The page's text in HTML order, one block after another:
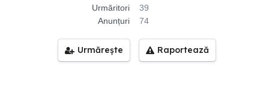
Urmăritori
39
Anunțuri
74
Urmărește Raportează